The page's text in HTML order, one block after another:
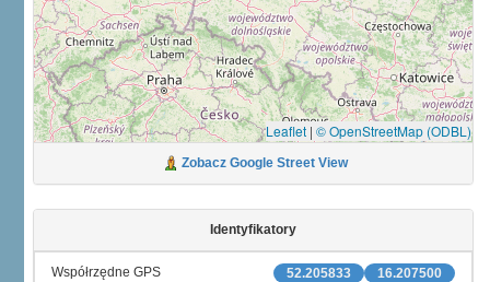
Leaflet | © OpenStreetMap (ODBL)
Zobacz Google Street View
Identyfikatory
16.207500
52.205833
Współrzędne GPS